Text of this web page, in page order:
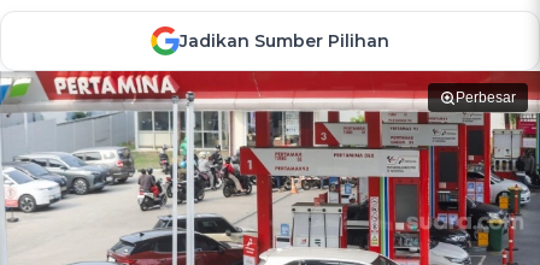
Jadikan Sumber Pilihan
Perbesar